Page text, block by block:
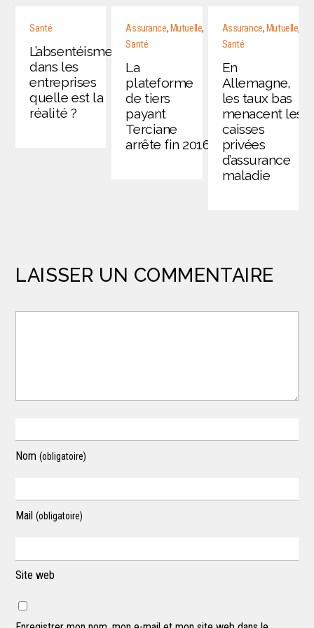
Santé
L’absentéisme
dans les
entreprises
quelle est la
réalité ?
Assurance, Mutuelle,
Santé
La
plateforme
de tiers
payant
Terciane
arrête fin 2016
Assurance, Mutuelle,
Santé
En
Allemagne,
les taux bas
menacent les
caisses
privées
d’assurance
maladie
LAISSER UN COMMENTAIRE
Nom(obligatoire)
Mail(obligatoire)
Site web